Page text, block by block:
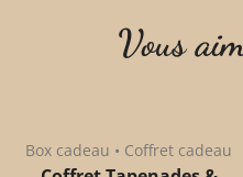
Vous
Box cadeau • Coffret cadeau